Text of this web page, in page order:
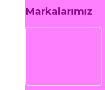
Markalarımız